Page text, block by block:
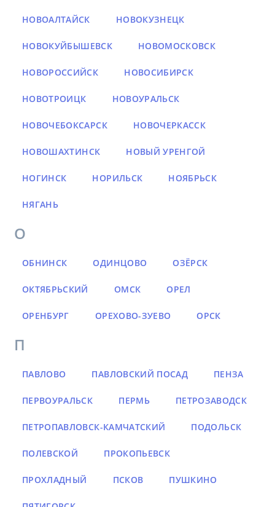
НОВОАЛТАЙСК НОВОКУЗНЕЦК
НОВОКУЙБЫШЕВСК НОВОМОСКОВСК
НОВОРОССИЙСК НОВОСИБИРСК
НОВОТРОИЦК НОВОУРАЛЬСК
НОВОЧЕБОКСАРСК НОВОЧЕРКАССК
НОВОШАХТИНСК НОВЫЙ УРЕНГОЙ
НОГИНСК НОРИЛЬСК НОЯБРЬСК
НЯГАНЬ
О
ОБНИНСК ОДИНЦОВО ОЗЁРСК
ОКТЯБРЬСКИЙ ОМСК ОРЕЛ
ОРЕНБУРГ ОРЕХОВО-ЗУЕВО ОРСК
П
ПАВЛОВО ПАВЛОВСКИЙ ПОСАД ПЕНЗА
ПЕРВОУРАЛЬСК ПЕРМЬ ПЕТРОЗАВОДСК
ПЕТРОПАВЛОВСК-КАМЧАТСКИЙ ПОДОЛЬСК
ПОЛЕВСКОЙ ПРОКОПЬЕВСК
ПРОХЛАДНЫЙ ПСКОВ ПУШКИНО